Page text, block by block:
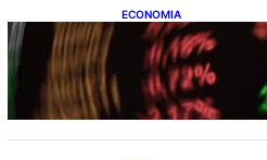
ECONOMIA
Ibovespa fecha
pontos